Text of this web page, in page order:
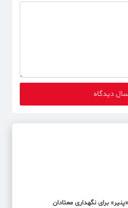
برای نگهداری معتادان